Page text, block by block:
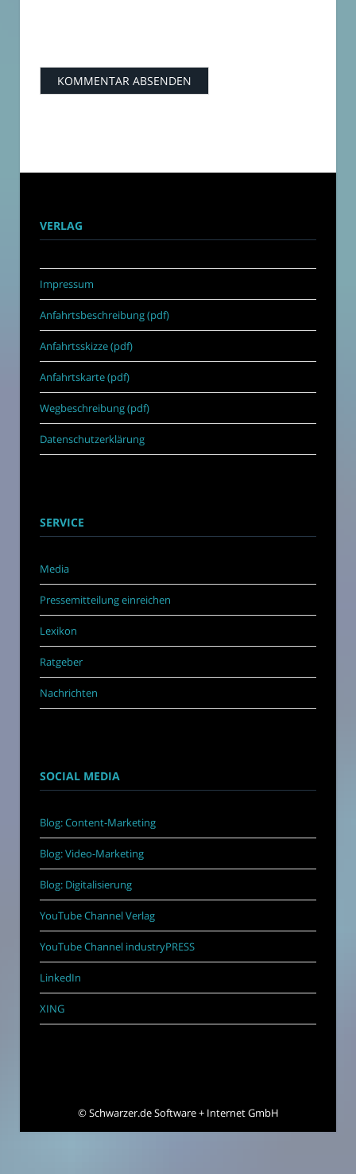
VERLAG
Impressum
Anfahrtsbeschreibung (pdf)
Anfahrtsskizze (pdf)
Anfahrtskarte (pdf)
Wegbeschreibung (pdf)
Datenschutzerklärung
SERVICE
Media
Pressemitteilung einreichen
Lexikon
Ratgeber
Nachrichten
SOCIAL MEDIA
Blog: Content-Marketing
Blog: Video-Marketing
Blog: Digitalisierung
YouTube Channel Verlag
YouTube Channel industryPRESS
LinkedIn
XING
©Schwarzer.de Software + Internet GmbH